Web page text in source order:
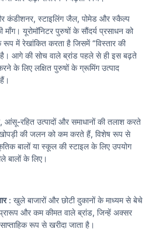
कंडीशनर, स्टाइलिंग जैल, पोमेड और स्कैल्प
माँग। यूरोमॉनिटर पुरुषों के सौंदर्य प्रसाधन को
में रेखांकित करता है जिसमें “विस्तार की
है। आगे की सोच वाले ब्रांड पहले से ही इस बढ़ते
के लिए लक्षित पुरुषों के ग्रूमिंग उत्पाद
आंसू-रहित उत्पादों और समाधानों की तलाश करते
की जलन को कम करते हैं, विशेष रूप से
बालों या स्कूल की स्टाइल के लिए उपयोग
बालों के लिए।
: खुले बाजारों और छोटी दुकानों के माध्यम से बेचे
और कम कीमत वाले ब्रांड, जिन्हें अक्सर
साप्ताहिक रूप से खरीदा जाता है।